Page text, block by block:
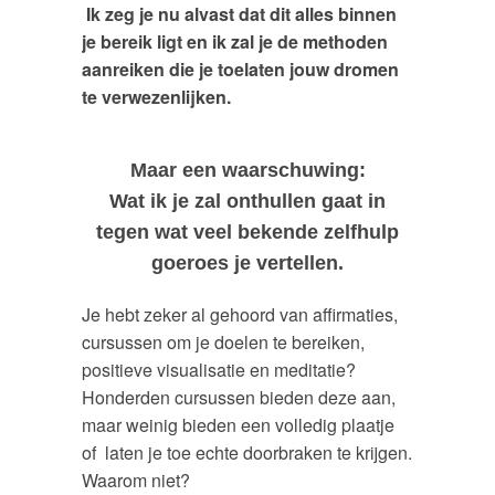
Ik zeg je nu alvast dat dit alles binnen
je bereik ligt en ik zal je de methoden
aanreiken die je toelaten jouw dromen
te verwezenlijken.
Maar een waarschuwing:
Wat ik je zal onthullen gaat in
tegen wat veel bekende zelfhulp
goeroes je vertellen.
Je hebt zeker al gehoord van affirmaties,
cursussen om je doelen te bereiken,
positieve visualisatie en meditatie?
Honderden cursussen bieden deze aan,
maar weinig bieden een volledig plaatje
of laten je toe echte doorbraken te krijgen.
Waarom niet?